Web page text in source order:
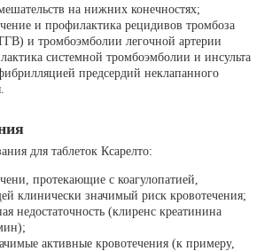
на нижних конечностях;
и профилактика рецидивов тромбоза
и тромбоэмболии легочной артерии
системной тромбоэмболии и инсульта
предсердий неклапанного
для таблеток Ксарелто:
протекающие с коагулопатией,
клинически значимый риск кровотечения;
недостаточность (клиренс креатинина
активные кровотечения (к примеру,